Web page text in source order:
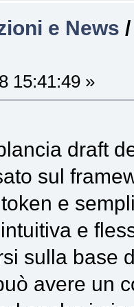
e News
15:41:49 »
draft
sul
e
e
sulla base
avere un